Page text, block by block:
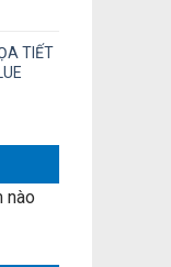
TIẾT
nào